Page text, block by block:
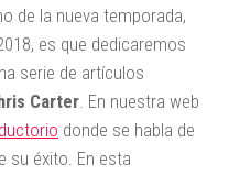
de la nueva temporada,
es que dedicaremos
serie de artículos
Carter. En nuestra web
donde se habla de
su éxito. En esta